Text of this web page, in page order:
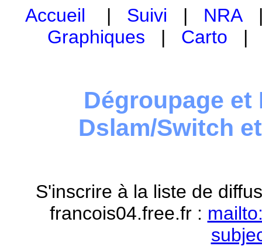
Accueil | Suivi | NRA
Graphiques | Carto
Dégroupage et
Dslam/Switch
S'inscrire à la liste de
francois04.free.fr :